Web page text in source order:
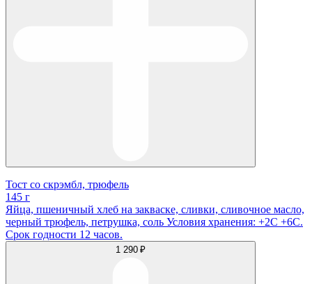
Тост со скрэмбл, трюфель
145 г
Яйца, пшеничный хлеб на закваске, сливки, сливочное масло,
черный трюфель, петрушка, соль Условия хранения: +2С +6С.
Срок годности 12 часов.
1 290 ₽